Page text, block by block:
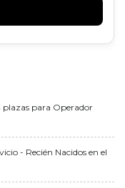
plazas para Operador
- Recién Nacidos en el